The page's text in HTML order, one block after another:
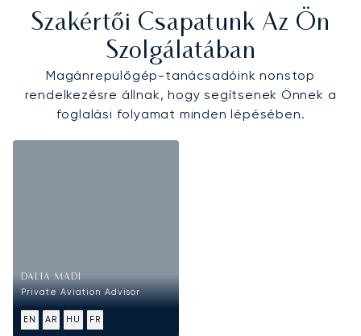
Szakértői Csapatunk Az Ön
Szolgálatában
Magánrepülőgép-tanácsadóink nonstop
rendelkezésre állnak, hogy segítsenek Önnek a
foglalási folyamat minden lépésében.
DALIA MADI
Private Aviation Advisor
EN AR HU FR